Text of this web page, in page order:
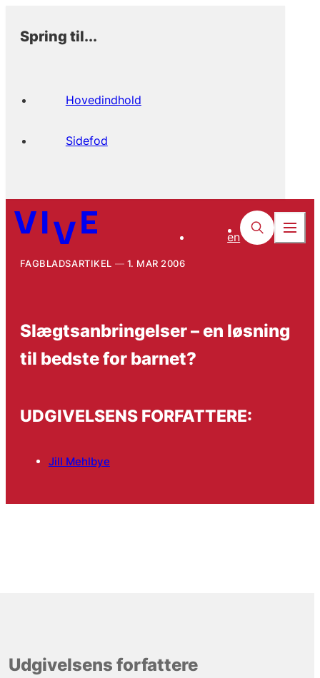
Spring til...
Hovedindhold
Sidefod
en
FAGBLADSARTIKEL 1. MAR 2006
Slægtsanbringelser – en løsning
til bedste for barnet?
UDGIVELSENS FORFATTERE:
Jill Mehlbye
Udgivelsens forfattere